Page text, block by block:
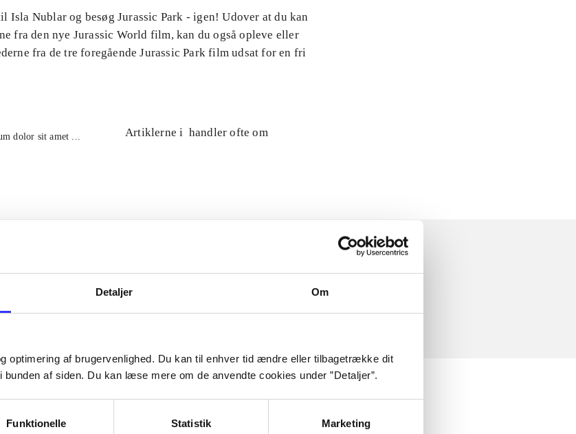
Detaljer Om
optimering af brugervenlighed. Du kan til enhver tid ændre eller tilbagetrække dit
af siden. Du kan læse mere om de anvendte cookies under ”Detaljer”.
Funktionelle Statistik Marketing
Isla Nublar og besøg Jurassic Park - igen! Udover at du kan
fra den nye Jurassic World film, kan du også opleve eller
fra de tre foregående Jurassic Park film udsat for en fri
dolor sit amet ...
Artiklerne i handler ofte om